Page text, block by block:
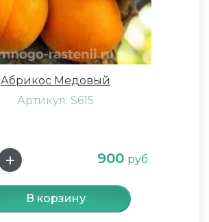
Абрикос Медовый
Артикул: S615
900 руб.
В корзину